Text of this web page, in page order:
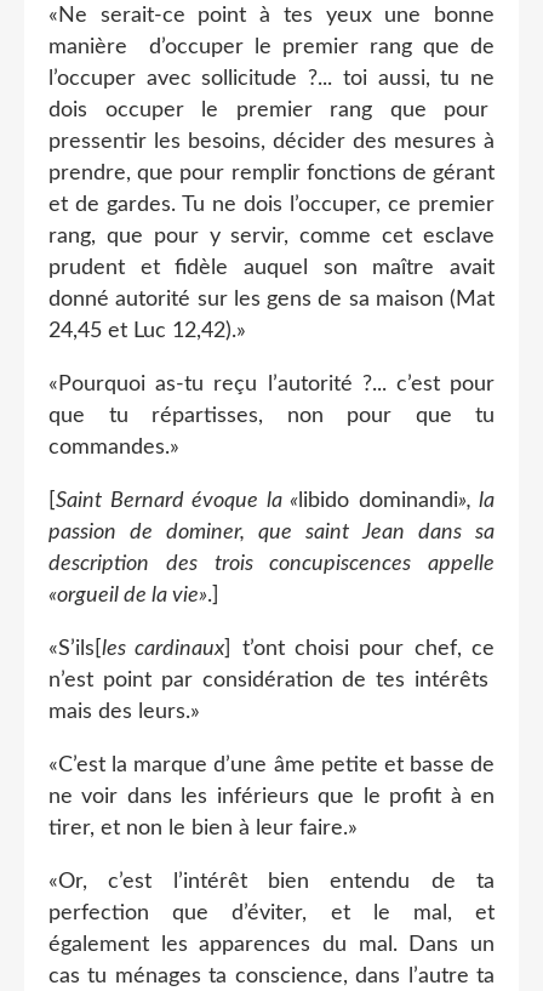
«Ne serait-ce point à tes yeux une bonne
manière
d’occuper le premier rang que de
l’occuper avec sollicitude ?... toi aussi, tu ne
dois occuper le premier rang que pour
pressentir les besoins, décider des mesures à
prendre, que pour remplir fonctions de gérant
et de gardes. Tu ne dois l’occuper, ce premier
rang, que pour y servir, comme cet esclave
prudent et fidèle auquel son maître avait
donné autorité sur les gens de sa maison (Mat
24,45 et Luc 12,42).»
«Pourquoi as-tu reçu l’autorité ?... c’est pour
que tu répartisses, non pour que tu
commandes.»
Saint Bernard évoque la « libido dominandi», la
passion de dominer, que saint Jean dans sa
description des trois concupiscences appelle
«orgueil de la vie».]
«S’ils[ les cardinaux ] t’ont choisi pour chef, ce
n’est point par considération de tes intérêts
mais des leurs.»
«C’est la marque d’une âme petite et basse de
ne voir dans les inférieurs que le profit à en
tirer, et non le bien à leur faire.»
«Or, c’est l’intérêt bien entendu de ta
perfection que d’éviter, et le mal, et
également les apparences du mal. Dans un
cas tu ménages ta conscience, dans l’autre ta